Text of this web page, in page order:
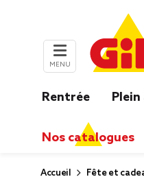
MENU
Rentrée Plein
Nos catalogues
Accueil Fête et